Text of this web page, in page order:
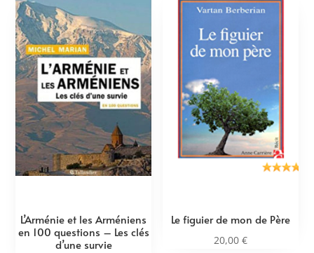
L’Arménie et les Arméniens
en 100 questions – Les clés
d’une survie
Le figuier de mon de Père
20,00 €